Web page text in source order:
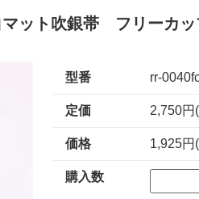
ット吹銀帯 フリーカ
型番 rr-
定価 2,750円
価格 1,925円
購入数